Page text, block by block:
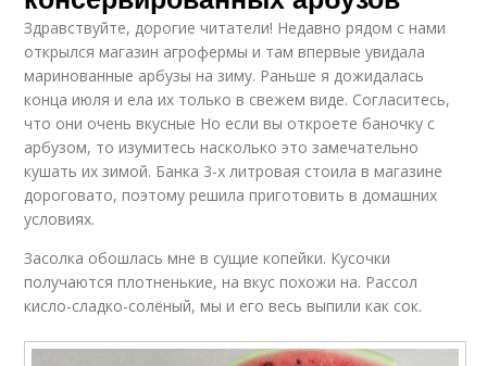
Здравствуйте, дорогие читатели! Недавно рядом с нами
открылся магазин агрофермы и там впервые увидала
маринованные арбузы на зиму. Раньше я дожидалась
конца июля и ела их только в свежем виде. Согласитесь,
что они очень вкусные Но если вы откроете баночку с
арбузом, то изумитесь насколько это замечательно
кушать их зимой. Банка 3-х литровая стоила в магазине
дороговато, поэтому решила приготовить в домашних
условиях.
Засолка обошлась мне в сущие копейки. Кусочки
получаются плотненькие, на вкус похожи на. Рассол
кисло-сладко-солёный, мы и его весь выпили как сок.